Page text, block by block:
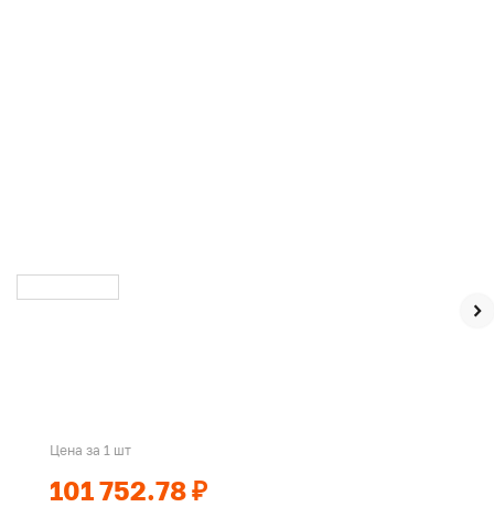
Цена за 1 шт
101 752.78 ₽